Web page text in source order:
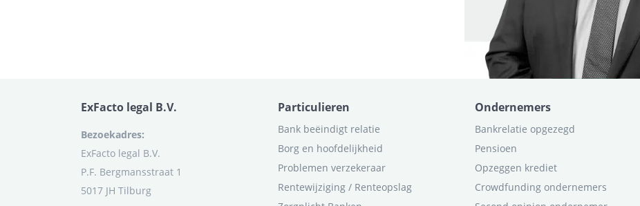
ExFacto legal B.V.
Bezoekadres:
ExFacto legal B.V.
P.F. Bergmansstraat 1
5017 JH Tilburg
Particulieren
Bank beëindigt relatie
Borg en hoofdelijkheid
Problemen verzekeraar
Rentewijziging / Renteopslag
Ondernemers
Bankrelatie opgezegd
Pensioen
Opzeggen krediet
Crowdfunding ondernemers